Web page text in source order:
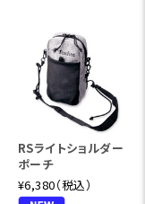
RSライトショルダー
ポーチ
¥6,380（税込）